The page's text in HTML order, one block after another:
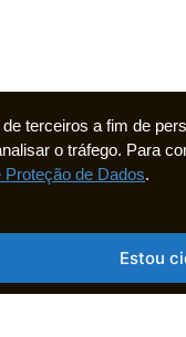
terceiros a fim de
o tráfego. Para
de Dados.
Estou